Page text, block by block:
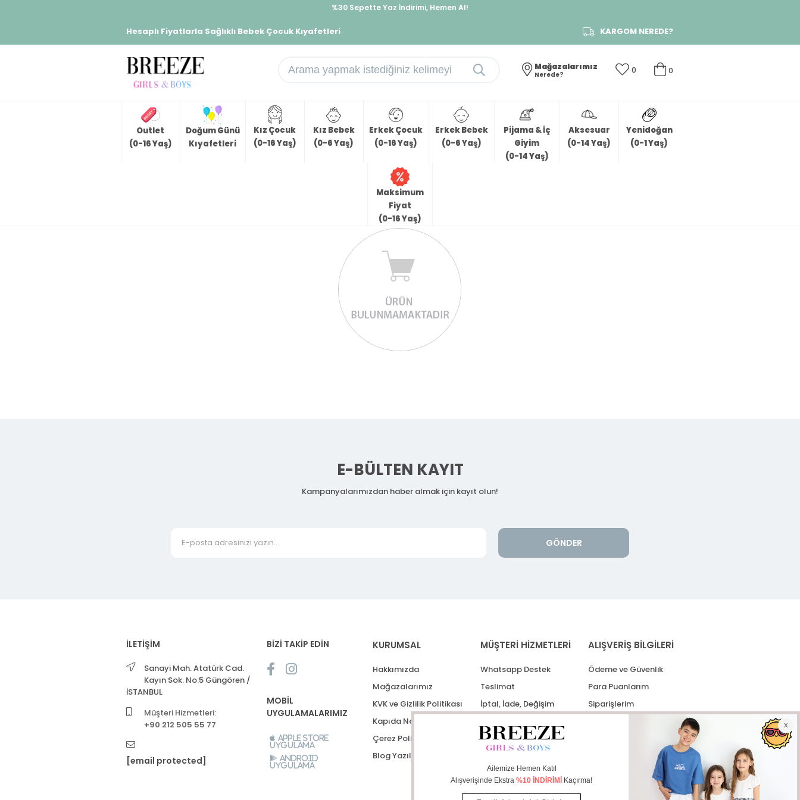
%30 Sepette Yaz İndirimi, Hemen Al!
Hesaplı Fiyatlarla Sağlıklı Bebek Çocuk Kıyafetleri KARGOM NEREDE?
0
0
Mağazalarımız
Nerede?
Outlet
(0-16 Yaş)
Doğum Günü
Kıyafetleri
Kız Çocuk
(0-16 Yaş)
Kız Bebek
(0-6 Yaş)
Erkek Çocuk
(0-16 Yaş)
Erkek Bebek
(0-6 Yaş)
Pijama & İç
Giyim
(0-14 Yaş)
Aksesuar
(0-14 Yaş)
Yenidoğan
(0-1 Yaş)
Maksimum
Fiyat
(0-16 Yaş)
E-BÜLTEN KAYIT
Kampanyalarımızdan haber almak için kayıt olun!
GÖNDER
İLETİŞİM
Sanayi Mah. Atatürk Cad.
Kayın Sok. No:5 Güngören /
İSTANBUL
Müşteri Hizmetleri:
+90 212 505 55 77
[email protected]
BİZİ TAKİP EDİN
MOBİL
UYGULAMALARIMIZ
Apple Store
Uygulama
Android
Uygulama
KURUMSAL
Hakkımızda
Mağazalarımız
KVK ve Gizlilik Politikası
Kapıda Nakit Ödeme
Çerez Politikası
Blog Yazıları
MÜŞTERİ HİZMETLERİ
Whatsapp Destek
Teslimat
İptal, İade, Değişim
ALIŞVERİŞ BİLGİLERİ
Ödeme ve Güvenlik
Para Puanlarım
Siparişlerim